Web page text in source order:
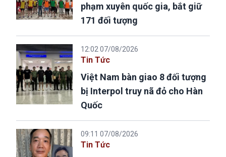
phạm xuyên quốc gia, bắt giữ
171 đối tượng
12:02 07/08/2026
Tin Tức
Việt Nam bàn giao 8 đối tượng
bị Interpol truy nã đỏ cho Hàn
Quốc
09:11 07/08/2026
Tin Tức